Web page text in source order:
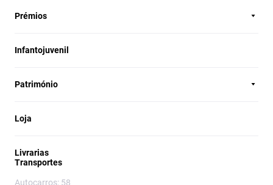
Prémios
Infantojuvenil
Património
Loja
Livrarias
Transportes
Autocarros: 58